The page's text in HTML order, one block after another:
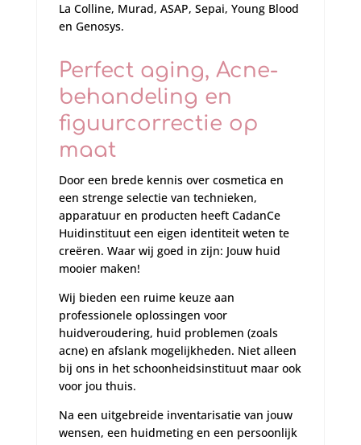
La Colline, Murad, ASAP, Sepai, Young Blood
en Genosys.
Perfect aging, Acne-
behandeling en
figuurcorrectie op
maat
Door een brede kennis over cosmetica en
een strenge selectie van technieken,
apparatuur en producten heeft CadanCe
Huidinstituut een eigen identiteit weten te
creëren. Waar wij goed in zijn: Jouw huid
mooier maken!
Wij bieden een ruime keuze aan
professionele oplossingen voor
huidveroudering, huid problemen (zoals
acne) en afslank mogelijkheden. Niet alleen
bij ons in het schoonheidsinstituut maar ook
voor jou thuis.
Na een uitgebreide inventarisatie van jouw
wensen, een huidmeting en een persoonlijk